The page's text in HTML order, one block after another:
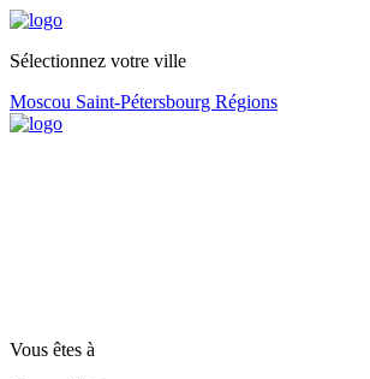
Sélectionnez votre ville
Moscou Saint-Pétersbourg Régions
Vous êtes à